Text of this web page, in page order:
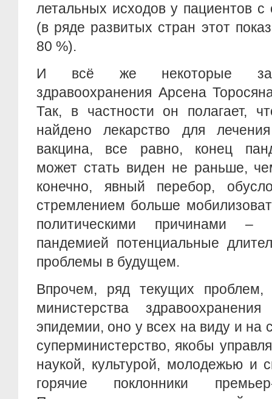
летальных исходов у пациентов
(в ряде развитых стран этот
80 %).
И всё же некоторые
здравоохранения Арсена
Так, в частности он полагает,
найдено лекарство для
вакцина, все равно, конец
может стать виден не раньше,
конечно, явный перебор,
стремлением больше
политическими причинами –
пандемией потенциальные
проблемы в будущем.
Впрочем, ряд текущих проблем,
министерства
эпидемии, оно у всех на виду и на
суперминистерство, якобы
наукой, культурой, молодежью и
горячие поклонники